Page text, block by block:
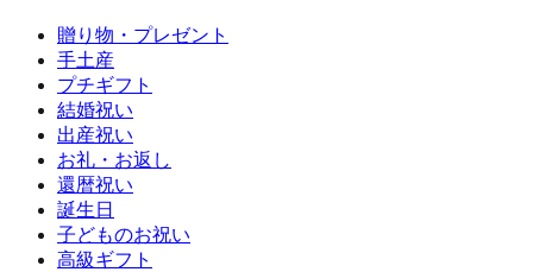
贈り物・プレゼント
手土産
プチギフト
結婚祝い
出産祝い
お礼・お返し
還暦祝い
誕生日
子どものお祝い
高級ギフト